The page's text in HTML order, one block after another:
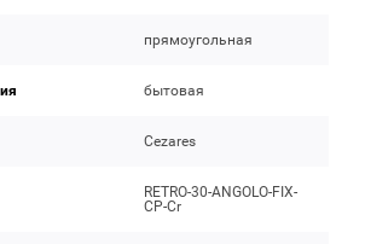
прямоугольная
бытовая
Cezares
RETRO-30-ANGOLO-FIX-
CP-Cr